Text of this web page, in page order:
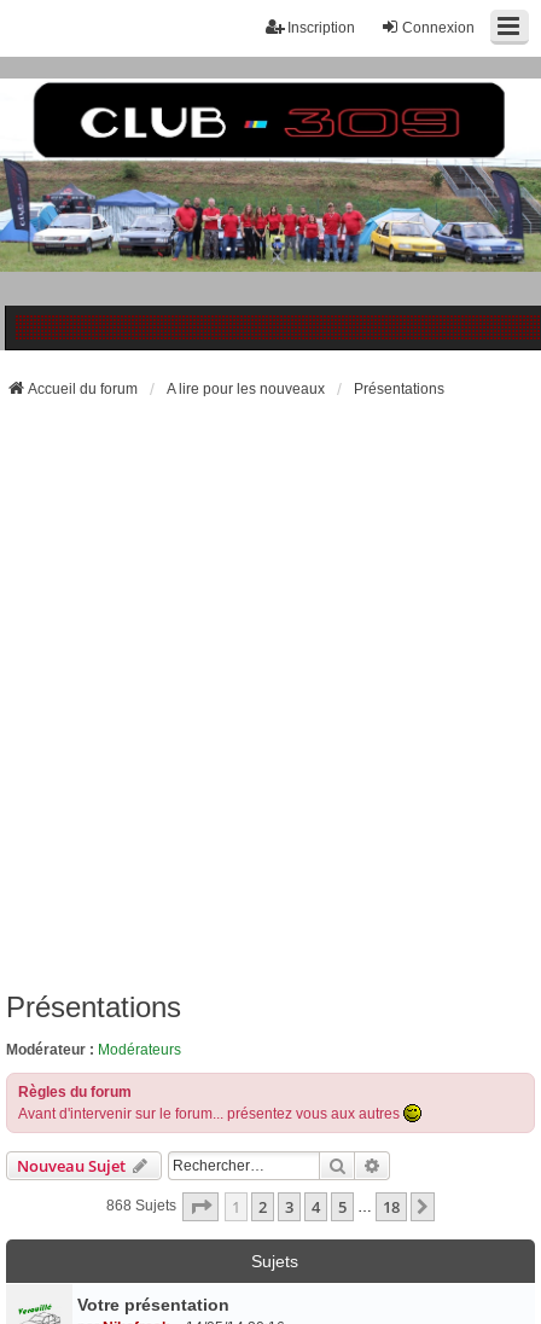
Connexion
Inscription
Accueil du forum A lire pour les nouveaux Présentations
Présentations
Modérateur : Modérateurs
Règles du forum
Avant d'intervenir sur le forum... présentez vous aux autres
Nouveau Sujet Rechercher
868 Sujets Page 1Sur
1 2 3 4 5 … 18
Sujets
Votre présentation